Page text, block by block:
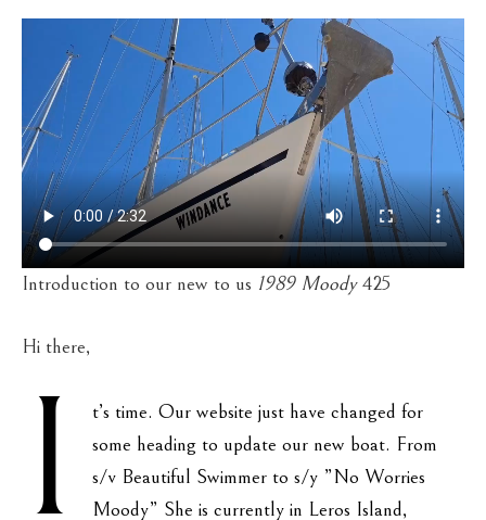
Introduction to our new to us 1989 Moody425
Hi there,
I
t’s time. Our website just have changed for
some heading to update our new boat. From
s/v Beautiful Swimmer to s/y ”No Worries
Moody” She is currently in Leros Island,